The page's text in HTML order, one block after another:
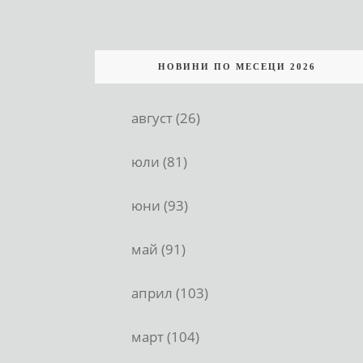
НОВИНИ ПО МЕСЕЦИ 2026
август (26)
юли (81)
юни (93)
май (91)
април (103)
март (104)